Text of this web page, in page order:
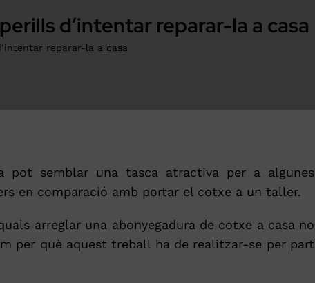
d’intentar reparar-la a casa
reparar-la a casa
pot semblar una tasca atractiva per a algunes
en comparació amb portar el cotxe a un taller.
arreglar una abonyegadura de cotxe a casa no
per què aquest treball ha de realitzar-se per part